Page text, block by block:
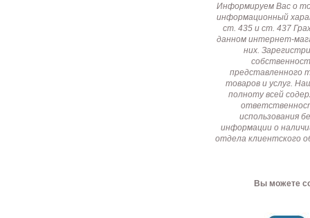
Информируем Вас о
информационный
ст. 435 и ст. 437
данном интернет-
них.
представленного
товаров и услуг.
полноту всей
использования
информации о
отдела клиентского
Вы можете